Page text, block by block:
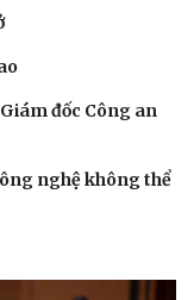
đốc Công an
nghệ không thể